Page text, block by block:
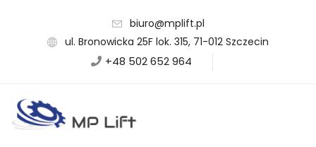
biuro@mplift.pl
ul. Bronowicka 25F lok. 315, 71-012 Szczecin
+48 502 652 964